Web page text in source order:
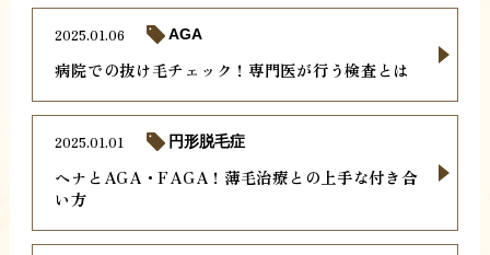
病院での抜け毛チェック！専門医が行う検査とは
2025.01.06 AGA
ヘナとAGA・FAGA！薄毛治療との上手な付き合
い方
2025.01.01 円形脱毛症